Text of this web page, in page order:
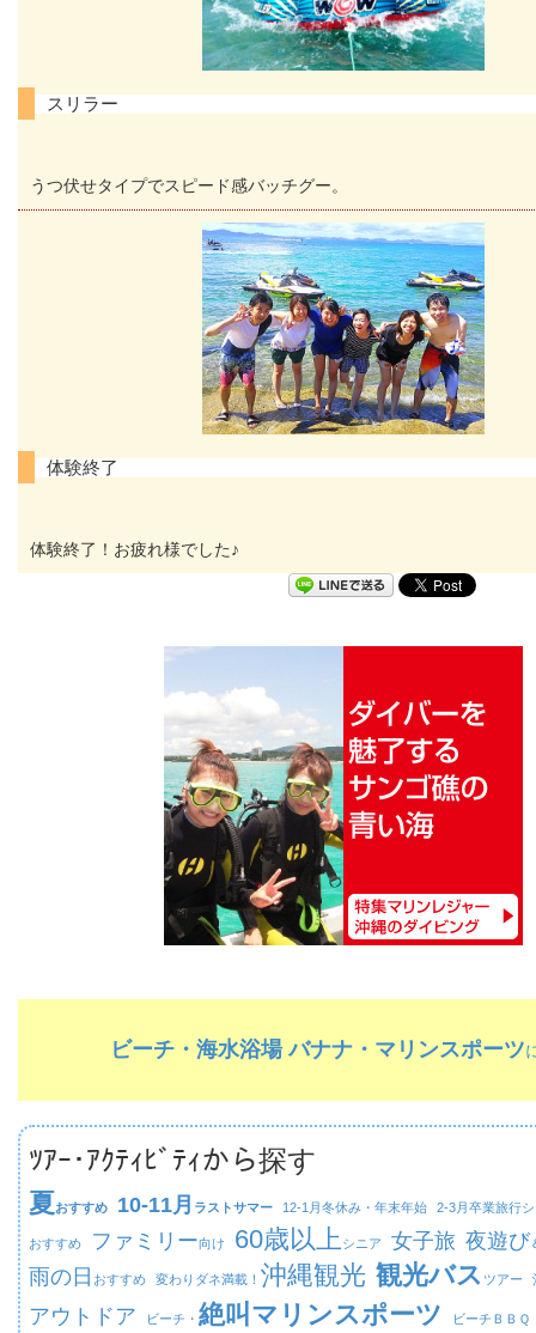
スリラー
うつ伏せタイプでスピード感バッチグー。
体験終了
体験終了！お疲れ様でした♪
ビーチ・海水浴場 バナナ・マリンスポーツ
ﾂｱｰ･ｱｸﾃｨﾋﾞﾃｨから探す
夏おすすめ 10-11月 ラストサマー 12-1月冬休み・年末年始 2-3月卒業旅行
おすすめ ファミリー向け 60歳以上 シニア 女子旅 夜遊び
雨の日 おすすめ 変わりダネ満載！ 沖縄観光 観光バス ツアー
アウトドア ビーチ・ 絶叫マリンスポーツ ビーチ ＢＢＱ